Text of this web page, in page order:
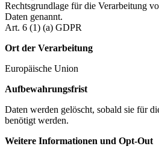
Rechtsgrundlage für die Verarbeitung
Daten genannt.
Art. 6 (1) (a) GDPR
Ort der Verarbeitung
Europäische Union
Aufbewahrungsfrist
Daten werden gelöscht, sobald sie für
benötigt werden.
Weitere Informationen und Opt-Out